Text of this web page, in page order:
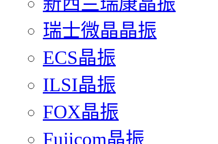
瑞士微晶晶振
ECS晶振
ILSI晶振
FOX晶振
Fujicom晶振